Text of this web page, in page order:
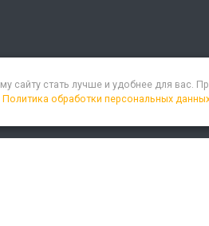
стать лучше и удобнее для вас.
Политика обработки персональных